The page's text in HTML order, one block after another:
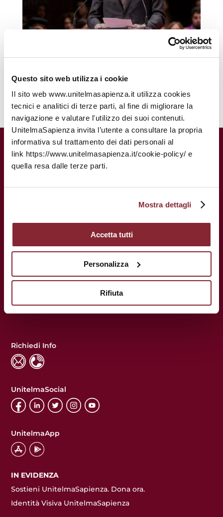
Questo sito web utilizza i cookie
Il sito web www.unitelmasapienza.it utilizza cookies
tecnici e analitici di terze parti, al fine di migliorare la
navigazione e valutare l'utilizzo dei suoi contenuti.
UnitelmaSapienza invita l’utente a consultare la propria
informativa sul trattamento dei dati personali al
link https://www.unitelmasapienza.it/cookie-policy/ e
quella resa dalle terze parti.
Mostra dettagli
Accetta tutti
Personalizza
Rifiuta
UnitelmaSapienza.Una storia
centenaria al servizio del tuo futuro.
Richiedi Info
UnitelmaSocial
UnitelmaApp
IN EVIDENZA
Sostieni UnitelmaSapienza. Dona ora.
Identità Visiva UnitelmaSapienza